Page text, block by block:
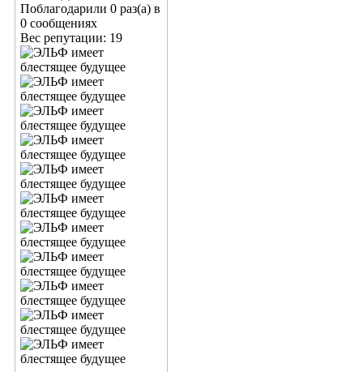
Поблагодарили 0 раз(а) в
0 сообщениях
Вес репутации: 19